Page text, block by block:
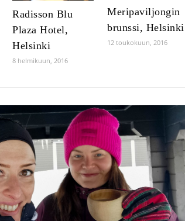
Radisson Blu
Plaza Hotel,
Helsinki
8 helmikuun, 2016
Meripaviljongin
brunssi, Helsinki
12 toukokuun, 2016